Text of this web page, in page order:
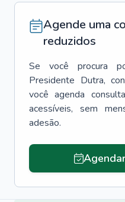
Agende uma
reduzidos
Se você procura
Presidente Dutra,
você agenda
acessíveis, sem
adesão.